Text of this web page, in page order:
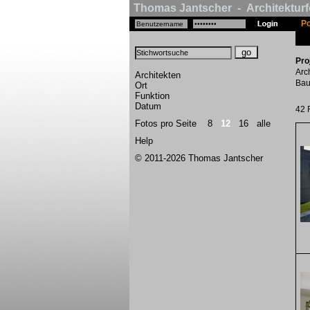
Thomas Jantscher -
Architekten
Ort
Funktion
Datum
Fotos pro Seite 8 12 16
alle
Help
© 2011-2026 Thomas Jantscher
42